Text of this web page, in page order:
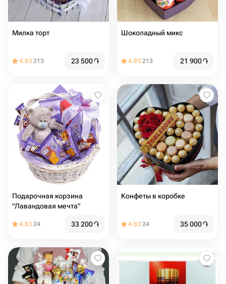
Милка торт
4.85213 23 500֏
Шоколадный микс
4.85213 21 900֏
Подарочная корзина
"Лавандовая мечта"
4.8324 33 200֏
Конфеты в коробке
4.8324 35 000֏